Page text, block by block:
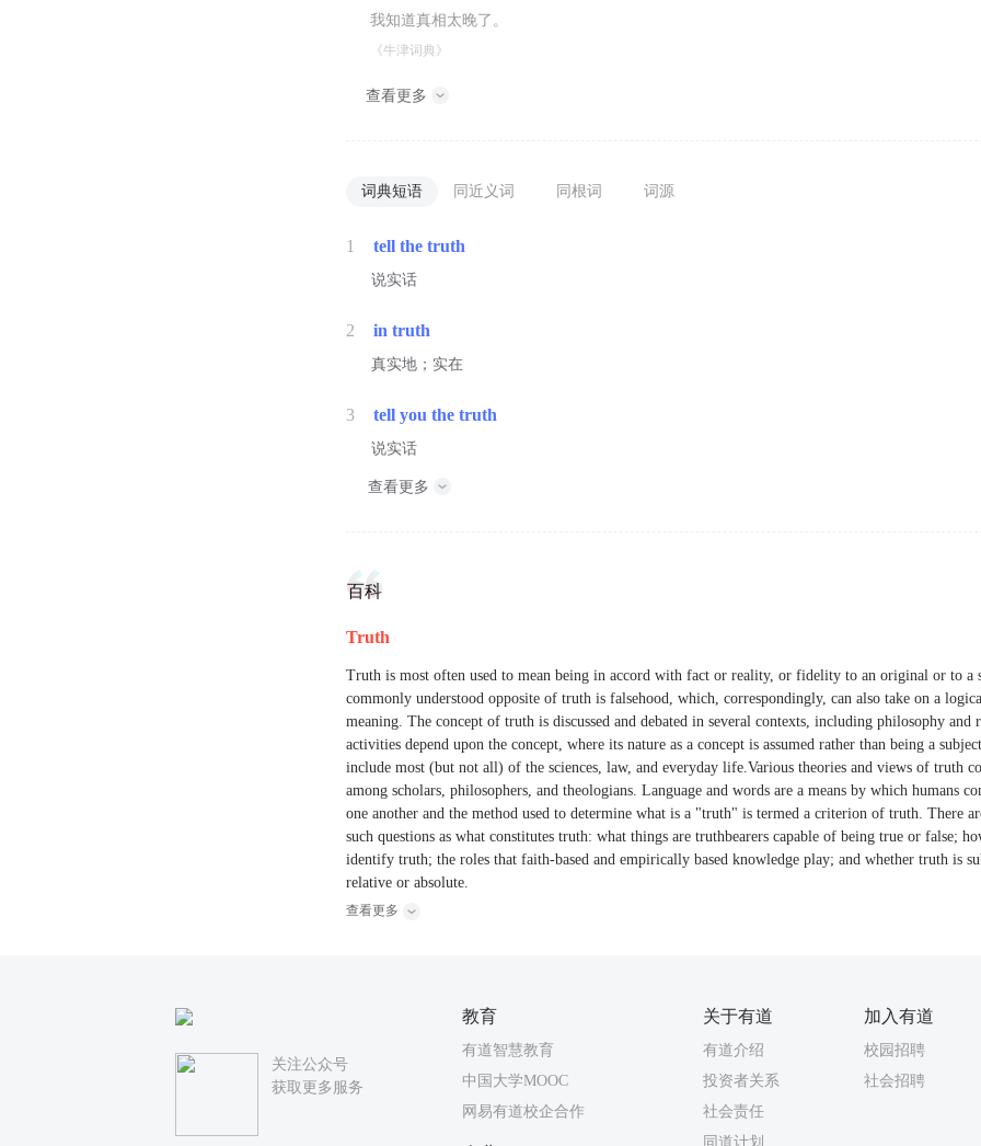
我知道真相太晚了。
《牛津词典》
查看更多
词典短语 同近义词 同根词 词源
1 tell the truth
说实话
2 in truth
真实地；实在
3 tell you the truth
说实话
查看更多
百科
Truth
Truth is most often used to mean being in accord with fact or reality, or fidelity to an original or to a
commonly understood opposite of truth is falsehood, which, correspondingly, can also take on a
meaning. The concept of truth is discussed and debated in several contexts, including philosophy and
activities depend upon the concept, where its nature as a concept is assumed rather than being a
include most (but not all) of the sciences, law, and everyday life.Various theories and views of truth
among scholars, philosophers, and theologians. Language and words are a means by which humans
one another and the method used to determine what is a "truth" is termed a criterion of truth. There
such questions as what constitutes truth: what things are truthbearers capable of being true or false;
identify truth; the roles that faith-based and empirically based knowledge play; and whether truth is
relative or absolute.
查看更多
关注公众号
获取更多服务
教育
有道智慧教育
中国大学MOOC
网易有道校企合作
关于有道
有道介绍
投资者关系
社会责任
同道计划
加入有道
校园招聘
社会招聘